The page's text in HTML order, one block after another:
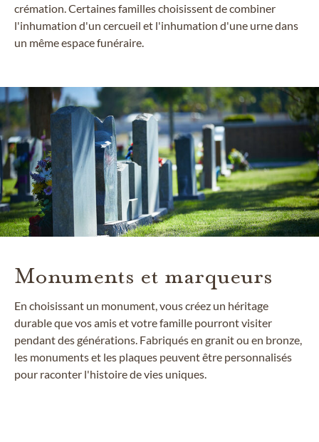
crémation. Certaines familles choisissent de combiner
l'inhumation d'un cercueil et l'inhumation d'une urne dans
un même espace funéraire.
Monuments et marqueurs
En choisissant un monument, vous créez un héritage
durable que vos amis et votre famille pourront visiter
pendant des générations. Fabriqués en granit ou en bronze,
les monuments et les plaques peuvent être personnalisés
pour raconter l'histoire de vies uniques.